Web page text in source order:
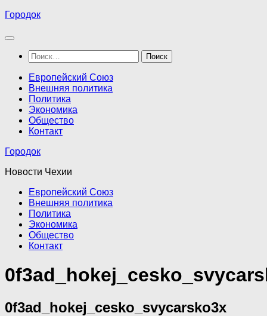
Перейти
содержимому
Городок
Найти:
Европейский Союз
Внешняя политика
Политика
Экономика
Общество
Контакт
Городок
Новости Чехии
Европейский Союз
Внешняя политика
Политика
Экономика
Общество
Контакт
0f3ad_hokej_cesko_svycarsko3x